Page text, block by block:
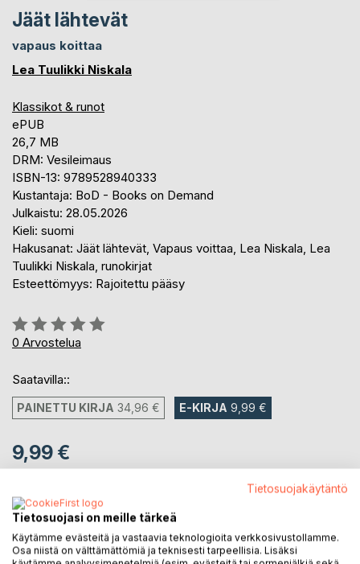
Jäät lähtevät
vapaus koittaa
Lea Tuulikki Niskala
Klassikot & runot
ePUB
26,7 MB
DRM: Vesileimaus
ISBN-13: 9789528940333
Kustantaja: BoD - Books on Demand
Julkaistu: 28.05.2026
Kieli: suomi
Hakusanat: Jäät lähtevät, Vapaus voittaa, Lea Niskala, Lea
Tuulikki Niskala, runokirjat
Esteettömyys: Rajoitettu pääsy
Arvostelu::
0%
0 Arvostelua
Saatavilla::
PAINETTU KIRJA 34,96 € E-KIRJA 9,99 €
9,99 €
LISÄÄ OSTOSKORIIN
Tietosuojakäytäntö
Tietosuojasi on meille tärkeä
Käytämme evästeitä ja vastaavia teknologioita verkkosivustollamme.
Osa niistä on välttämättömiä ja teknisesti tarpeellisia. Lisäksi